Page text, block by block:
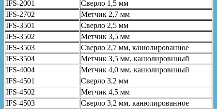
IFS-2001
Сверло 1,5 мм
IFS-2702
Метчик 2,7 мм
IFS-3501
Сверло 2,5 мм
IFS-3502
Метчик 3,5 мм
IFS-3503
Сверло 2,7 мм, канюлированное
IFS-3504
Метчик 3,5 мм, канюлировнный
IFS-4004
Метчик 4,0 мм, канюлировнный
IFS-4501
Сверло 3,2 мм
IFS-4502
Метчик 4,5 мм
IFS-4503
Сверло 3,2 мм, канюлированное